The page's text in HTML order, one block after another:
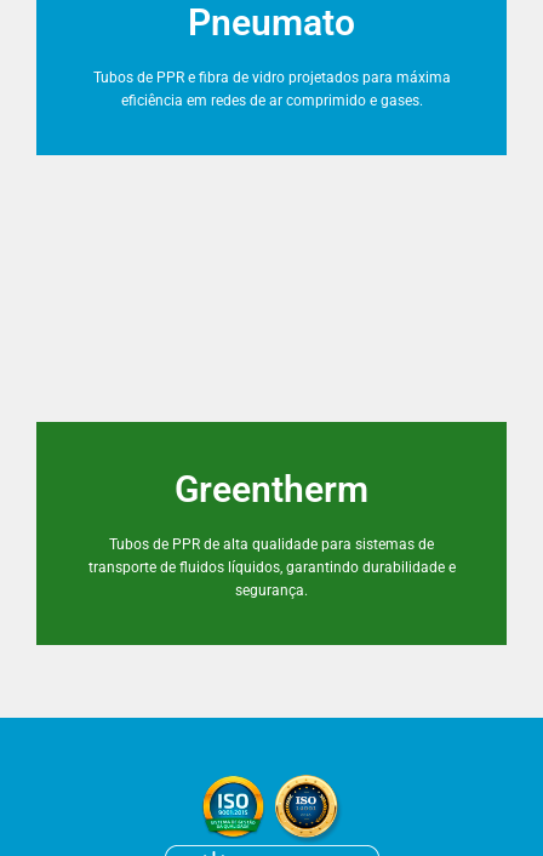
Pneumato
Tubos de PPR e fibra de vidro projetados para máxima
eficiência em redes de ar comprimido e gases.
Greentherm
Tubos de PPR de alta qualidade para sistemas de
transporte de fluidos líquidos, garantindo durabilidade e
segurança.